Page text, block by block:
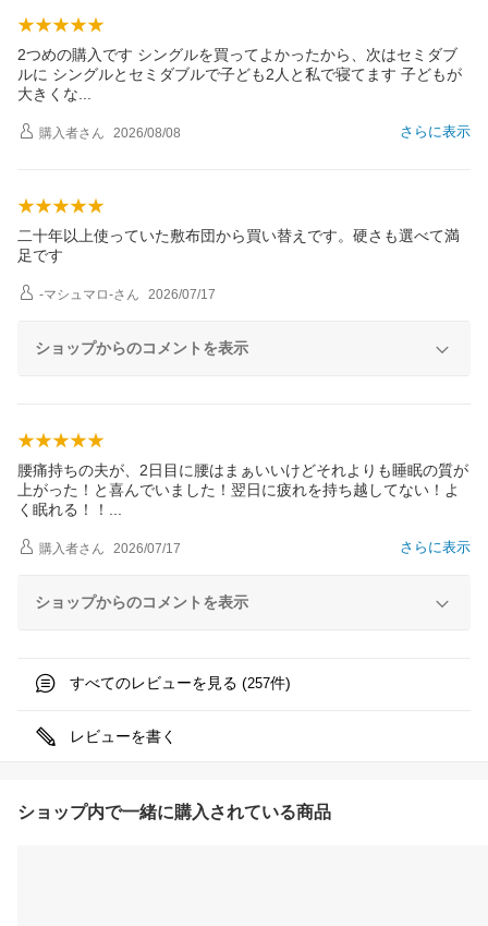
2つめの購入です シングルを買ってよかったから、次はセミダブ
ルに シングルとセミダブルで子ども2人と私で寝てます 子どもが
大きく な
さらに表示
購入者さん 2026/08/08
二十年以上使っていた敷布団から買い替えです。硬さも選べて満
足です
-マシュマロ-さん 2026/07/17
ショップからのコメントを表示
腰痛持ちの夫が、2日目に腰はまぁいいけどそれよりも睡眠の質が
上がった！と喜んでいました！翌日に疲れを持ち越してない！よ
く眠れる！
！
さらに表示
購入者さん 2026/07/17
ショップからのコメントを表示
すべてのレビューを見る (257件)
レビューを書く
ショップ内で一緒に購入されている商品